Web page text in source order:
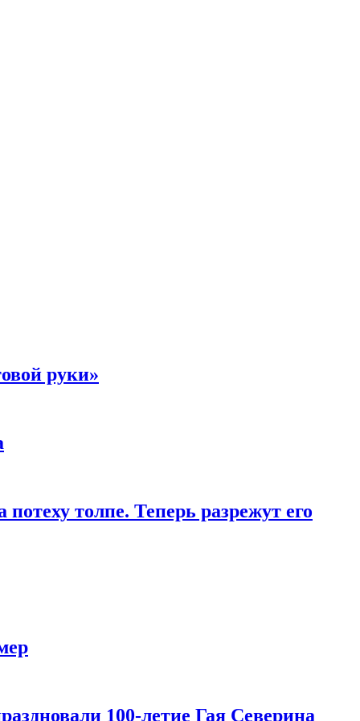
руки»
толпе. Теперь разрежут его
100-летие Гая Северина